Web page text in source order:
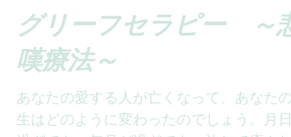
2018年9月18日 読了時間: 2分
グリーフセラピー ～悲
嘆療法～